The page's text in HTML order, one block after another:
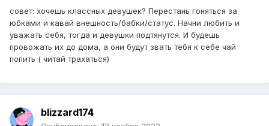
совет: хочешь классных девушек? Перестань гоняться за
юбками и кавай внешность/бабки/статус. Начни любить и
уважать себя, тогда и девушки подтянутся. И будешь
провожать их до дома, а они будут звать тебя к себе чай
попить ( читай трахаться)
blizzard174